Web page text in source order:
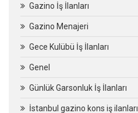
Gazino İş İlanları
Gazino Menajeri
Gece Kulübü İş İlanları
Genel
Günlük Garsonluk İş İlanları
İstanbul gazino kons iş ilanları